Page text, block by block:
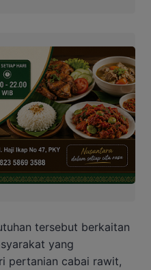
tersebut berkaitan
yang
pertanian cabai rawit,